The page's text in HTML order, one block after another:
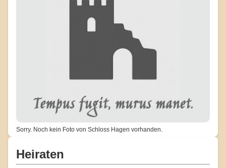
Sorry. Noch kein Foto von Schloss Hagen vorhanden.
Heiraten